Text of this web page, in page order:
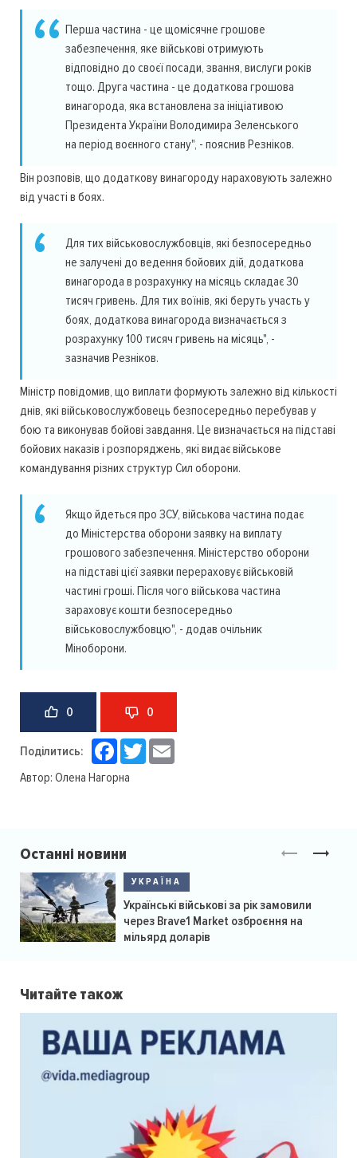
Перша частина - це щомісячне грошове
забезпечення, яке військові отримують
відповідно до своєї посади, звання, вислуги років
тощо. Друга частина - це додаткова грошова
винагорода, яка встановлена за ініціативою
Президента України Володимира Зеленського
на період воєнного стану", - пояснив Резніков.
Він розповів, що додаткову винагороду нараховують залежно
від участі в боях.
Для тих військовослужбовців, які безпосередньо
не залучені до ведення бойових дій, додаткова
винагорода в розрахунку на місяць складає 30
тисяч гривень. Для тих воїнів, які беруть участь у
боях, додаткова винагорода визначається з
розрахунку 100 тисяч гривень на місяць", -
зазначив Резніков.
Міністр повідомив, що виплати формують залежно від кількості
днів, які військовослужбовець безпосередньо перебував у
бою та виконував бойові завдання. Це визначається на підставі
бойових наказів і розпоряджень, які видає військове
командування різних структур Сил оборони.
Якщо йдеться про ЗСУ, військова частина подає
до Міністерства оборони заявку на виплату
грошового забезпечення. Міністерство оборони
на підставі цієї заявки перераховує військовій
частині гроші. Після чого військова частина
зараховує кошти безпосередньо
військовослужбовцю", - додав очільник
Міноборони.
0 0
Поділитись: Facebook
Twitter
Автор: Олена Нагорна
Останні новини
УКРАЇНА
Українські військові за рік замовили
через Brave1 Market озброєння на
мільярд доларів
Читайте також